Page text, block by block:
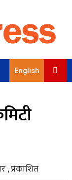
English
, प्रकाशित